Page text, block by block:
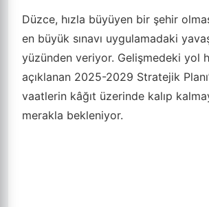
Düzce, hızla büyüyen bir şehir
en büyük sınavı uygulamadaki
yüzünden veriyor. Gelişmedeki yol
açıklanan 2025-2029 Stratejik
vaatlerin kâğıt üzerinde kalıp
merakla bekleniyor.